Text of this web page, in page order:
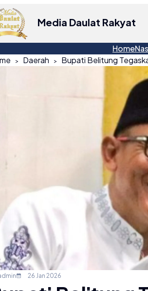
Media Daulat Rakyat
Home
Daerah
26 Jan 2026